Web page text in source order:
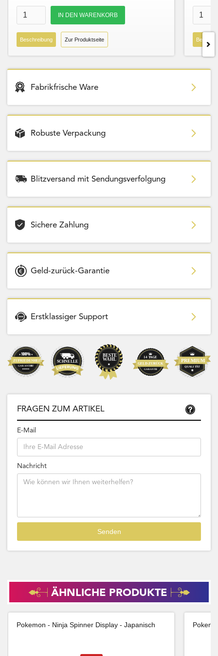
Beschreibung Zur Produktseite
Fabrikfrische Ware
Robuste Verpackung
Blitzversand mit Sendungsverfolgung
Sichere Zahlung
Geld-zurück-Garantie
Erstklassiger Support
FRAGEN ZUM ARTIKEL
E-Mail
Nachricht
ÄHNLICHE PRODUKTE
Pokemon - Ninja Spinner Display - Japanisch